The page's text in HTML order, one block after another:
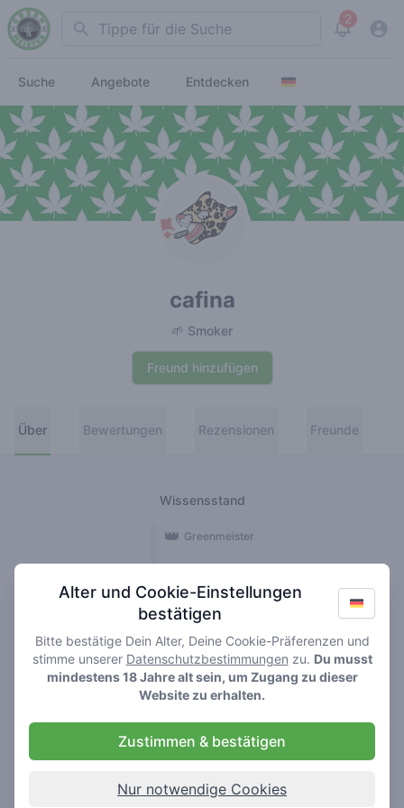
Search 2
View
Suche Angebote Entdecken
cafina
🌱 Smoker
Freund hinzufügen
Über Bewertungen Rezensionen Freunde
Wissensstand
🍃 Smoker
🌱 Roller
🥦 Stoner
👑 Greenmeister
Rezensionen
Bewertungen
Alter und Cookie-Einstellungen
bestätigen
Bitte bestätige Dein Alter, Deine Cookie-Präferenzen und
stimme unserer Datenschutzbestimmungen zu. Du musst
mindestens 18 Jahre alt sein, um Zugang zu dieser
Website zu erhalten.
Zustimmen & bestätigen
Nur notwendige Cookies